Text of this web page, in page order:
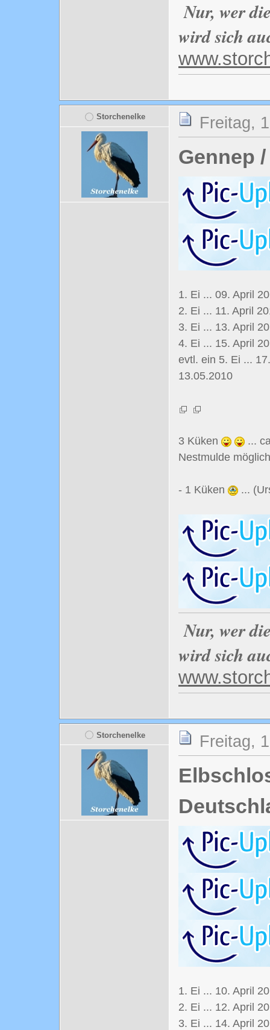
Nur, wer
wird sich
Storchenelke Freitag,
Gennep
1. Ei ... 09. April
2. Ei ... 11. April
3. Ei ... 13. April
4. Ei ... 15. April
evtl. ein 5. Ei ...
13.05.2010
3 Küken
...
Nestmulde
- 1 Küken ...
Nur, wer
wird sich
Storchenelke Freitag,
1. Ei ... 10. April
2. Ei ... 12. April
3. Ei ... 14. April